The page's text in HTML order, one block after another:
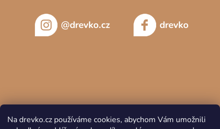
Na drevko.cz používáme cookies, abychom Vám umožnili
@drevko.cz drevko